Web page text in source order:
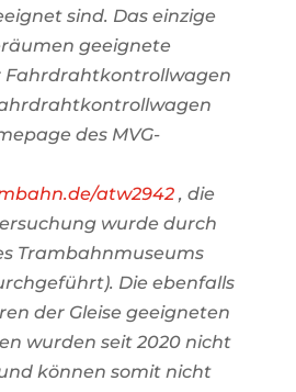
sind. Das einzige
geeignete
Fahrdrahtkontrollwagen
des MVG-
atw2942, die
wurde durch
Trambahnmuseums
Die ebenfalls
der Gleise geeigneten
wurden seit 2020 nicht
können somit nicht